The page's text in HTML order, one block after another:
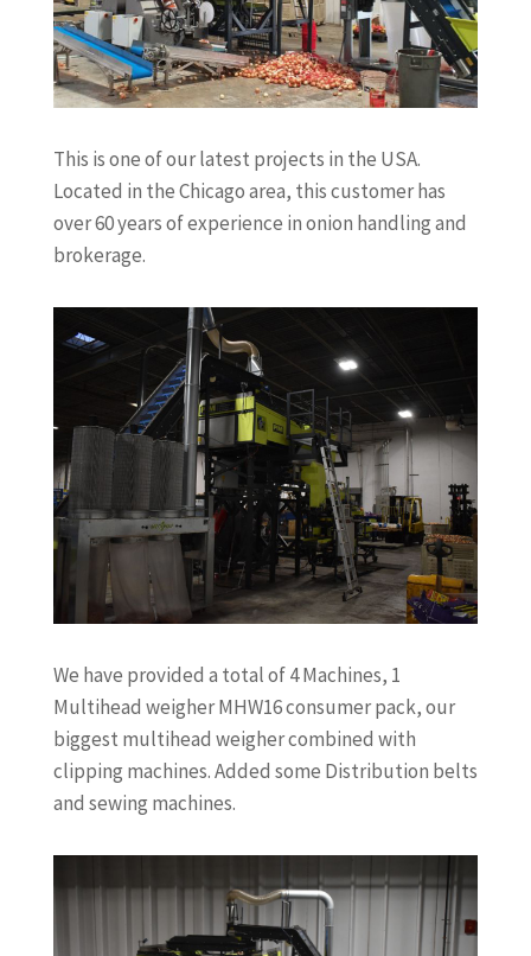
This is one of our latest projects in the USA.
Located in the Chicago area, this customer has
over 60 years of experience in onion handling and
brokerage.
We have provided a total of 4 Machines, 1
Multihead weigher MHW16 consumer pack, our
biggest multihead weigher combined with
clipping machines. Added some Distribution belts
and sewing machines.